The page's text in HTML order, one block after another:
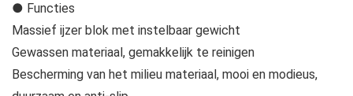
● Functies
Massief ijzer blok met instelbaar gewicht
Gewassen materiaal, gemakkelijk te reinigen
Bescherming van het milieu materiaal, mooi en modieus,